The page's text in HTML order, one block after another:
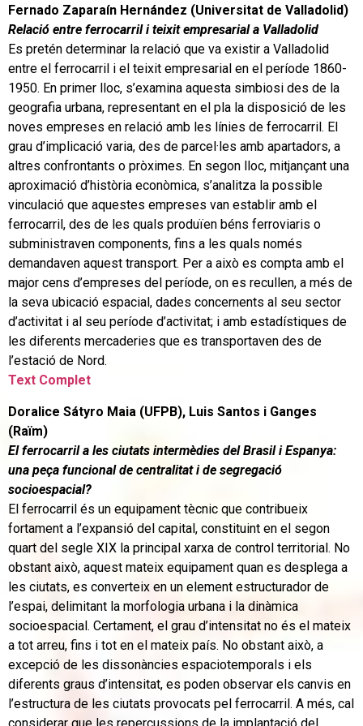
Fernado Zaparaín Hernández (Universitat de Valladolid)
Relació entre ferrocarril i teixit empresarial a Valladolid
Es pretén determinar la relació que va existir a Valladolid
entre el ferrocarril i el teixit empresarial en el període 1860-
1950. En primer lloc, s’examina aquesta simbiosi des de la
geografia urbana, representant en el pla la disposició de les
noves empreses en relació amb les línies de ferrocarril. El
grau d’implicació varia, des de parcel·les amb apartadors, a
altres confrontants o pròximes. En segon lloc, mitjançant una
aproximació d’història econòmica, s’analitza la possible
vinculació que aquestes empreses van establir amb el
ferrocarril, des de les quals produïen béns ferroviaris o
subministraven components, fins a les quals només
demandaven aquest transport. Per a això es compta amb el
major cens d’empreses del període, on es recullen, a més de
la seva ubicació espacial, dades concernents al seu sector
d’activitat i al seu període d’activitat; i amb estadístiques de
les diferents mercaderies que es transportaven des de
l’estació de Nord.
Text Complet
Doralice Sátyro Maia (UFPB), Luis Santos i Ganges
(Raïm)
El ferrocarril a les ciutats intermèdies del Brasil i Espanya:
una peça funcional de centralitat i de segregació
socioespacial?
El ferrocarril és un equipament tècnic que contribueix
fortament a l’expansió del capital, constituint en el segon
quart del segle XIX la principal xarxa de control territorial. No
obstant això, aquest mateix equipament quan es desplega a
les ciutats, es converteix en un element estructurador de
l’espai, delimitant la morfologia urbana i la dinàmica
socioespacial. Certament, el grau d’intensitat no és el mateix
a tot arreu, fins i tot en el mateix país. No obstant això, a
excepció de les dissonàncies espaciotemporals i els
diferents graus d’intensitat, es poden observar els canvis en
l’estructura de les ciutats provocats pel ferrocarril. A més, cal
considerar que les repercussions de la implantació del